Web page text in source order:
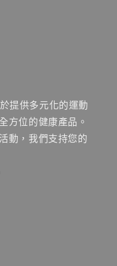
提供多元化的運動
方位的健康產品。
動，我們支持您的